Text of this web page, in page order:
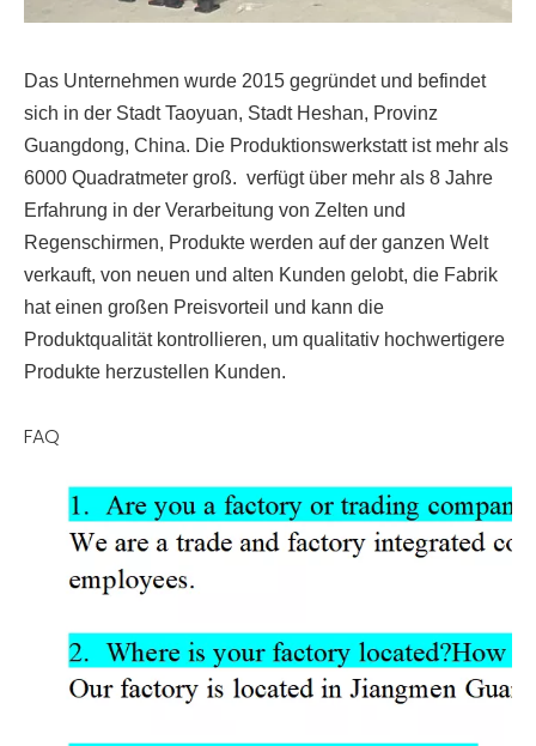
Das Unternehmen wurde 2015 gegründet und befindet
sich in der Stadt Taoyuan, Stadt Heshan, Provinz
Guangdong, China. Die Produktionswerkstatt ist mehr als
6000 Quadratmeter groß. verfügt über mehr als 8 Jahre
Erfahrung in der Verarbeitung von Zelten und
Regenschirmen, Produkte werden auf der ganzen Welt
verkauft, von neuen und alten Kunden gelobt, die Fabrik
hat einen großen Preisvorteil und kann die
Produktqualität kontrollieren, um qualitativ hochwertigere
Produkte herzustellen Kunden.
FAQ